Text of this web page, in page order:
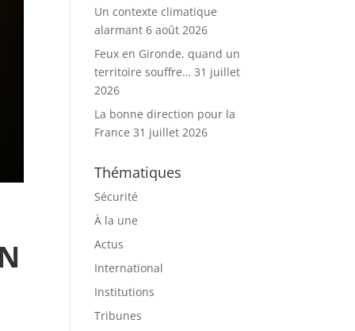
Un contexte climatique
alarmant 6 août 2026
Feux en Gironde, quand un
territoire souffre… 31 juillet
2026
La bonne direction pour la
France 31 juillet 2026
Thématiques
Sécurité
À la une
Actus
International
Institutions
Tribunes